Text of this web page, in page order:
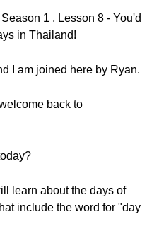
1 , Lesson 8 - You'd
in Thailand!
I am joined here by Ryan.
back to
learn about the days of
include the word for "day